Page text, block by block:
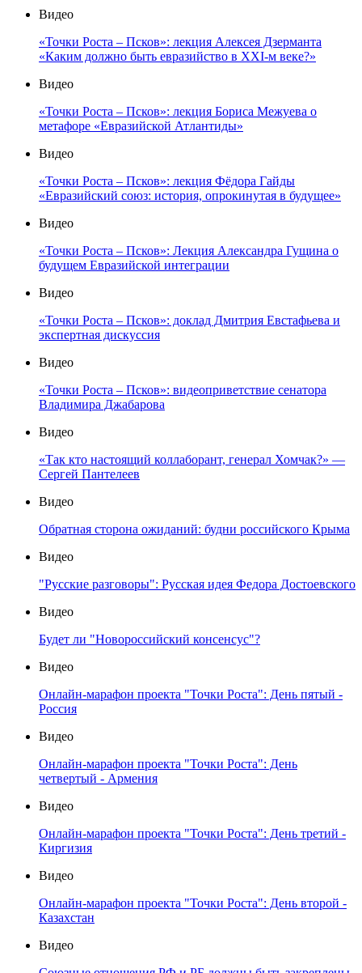
Видео
«Точки Роста – Псков»: лекция Алексея Дзерманта
«Каким должно быть евразийство в XXI-м веке?»
Видео
«Точки Роста – Псков»: лекция Бориса Межуева о
метафоре «Евразийской Атлантиды»
Видео
«Точки Роста – Псков»: лекция Фёдора Гайды
«Евразийский союз: история, опрокинутая в будущее»
Видео
«Точки Роста – Псков»: Лекция Александра Гущина о
будущем Евразийской интеграции
Видео
«Точки Роста – Псков»: доклад Дмитрия Евстафьева и
экспертная дискуссия
Видео
«Точки Роста – Псков»: видеоприветствие сенатора
Владимира Джабарова
Видео
«Так кто настоящий коллаборант, генерал Хомчак?» —
Сергей Пантелеев
Видео
Обратная сторона ожиданий: будни российского Крыма
Видео
"Русские разговоры": Русская идея Федора Достоевского
Видео
Будет ли "Новороссийский консенсус"?
Видео
Онлайн-марафон проекта "Точки Роста": День пятый -
Россия
Видео
Онлайн-марафон проекта "Точки Роста": День
четвертый - Армения
Видео
Онлайн-марафон проекта "Точки Роста": День третий -
Киргизия
Видео
Онлайн-марафон проекта "Точки Роста": День второй -
Казахстан
Видео